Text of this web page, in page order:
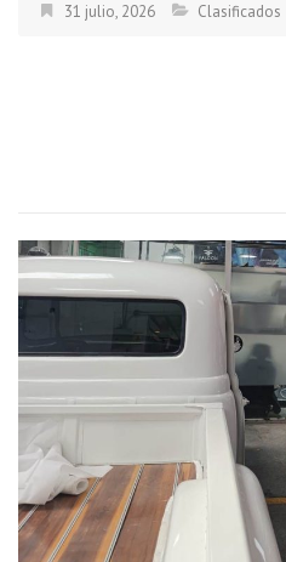
31 julio, 2026 Clasificados